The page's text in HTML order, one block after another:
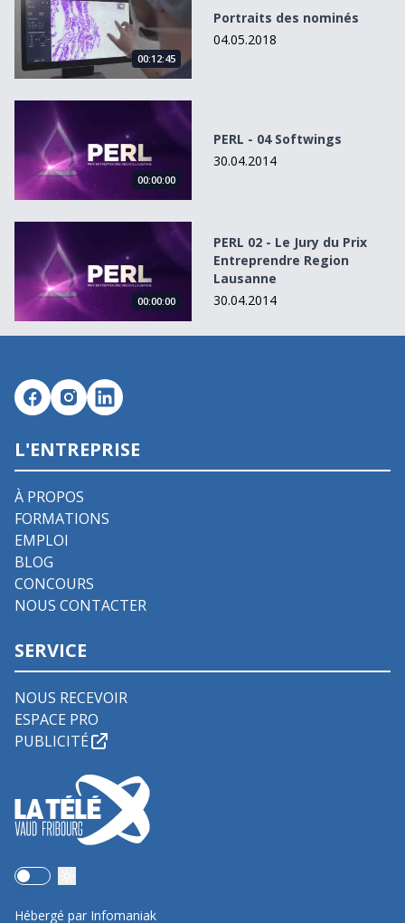
00:12:45
Portraits des nominés
04.05.2018
PERL - 04 Softwings
00:00:00
PERL - 04 Softwings
30.04.2014
PERL 02 - Le Jury du Prix Entreprendre Region Lausanne
00:00:00
PERL 02 - Le Jury du Prix
Entreprendre Region
Lausanne
30.04.2014
L'ENTREPRISE
À PROPOS
FORMATIONS
EMPLOI
BLOG
CONCOURS
NOUS CONTACTER
SERVICE
NOUS RECEVOIR
ESPACE PRO
PUBLICITÉ
Use setting
Hébergé par Infomaniak